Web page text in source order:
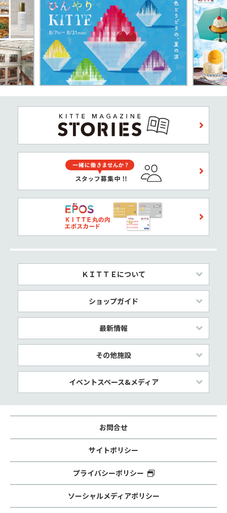
ＫＩＴＴＥについて
ショップガイド
最新情報
その他施設
イベントスペース&メディア
お問合せ
サイトポリシー
プライバシーポリシー
ソーシャルメディアポリシー